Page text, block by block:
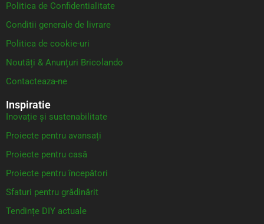
Politica de Confidentialitate
Conditii generale de livrare
Politica de cookie-uri
Noutăți & Anunțuri Bricolando
Contacteaza-ne
Inspiratie
Inovație și sustenabilitate
Proiecte pentru avansați
Proiecte pentru casă
Proiecte pentru începători
Sfaturi pentru grădinărit
Tendințe DIY actuale